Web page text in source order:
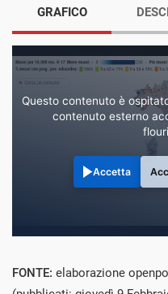
GRAFICO
Questo contenuto è
contenuto esterno
Accetta
FONTE: elaborazione